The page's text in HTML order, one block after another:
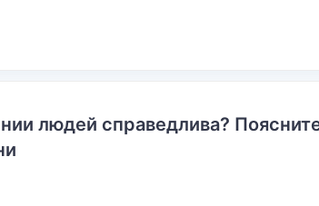
людей справедлива?